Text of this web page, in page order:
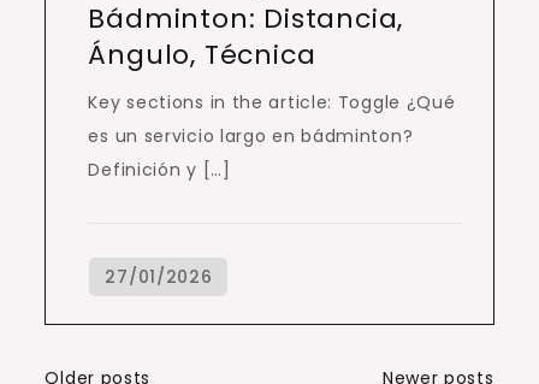
Bádminton: Distancia,
Ángulo, Técnica
Key sections in the article: Toggle ¿Qué
es un servicio largo en bádminton?
Definición y […]
Older posts Newer posts